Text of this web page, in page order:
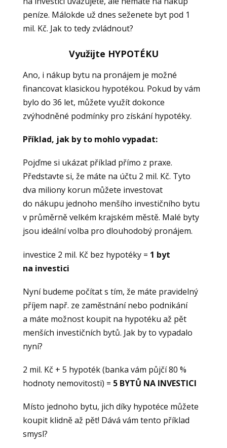
peníze. Málokde už dnes seženete byt pod 1
mil. Kč. Jak to tedy zvládnout?
Využijte HYPOTÉKU
Ano, i nákup bytu na pronájem je možné
financovat klasickou hypotékou. Pokud by vám
bylo do 36 let, můžete využít dokonce
zvýhodněné podmínky pro získání hypotéky.
Příklad, jak by to mohlo vypadat:
Pojďme si ukázat příklad přímo z praxe.
Představte si, že máte na účtu 2 mil. Kč. Tyto
dva miliony korun můžete investovat
do nákupu jednoho menšího investičního bytu
v průměrně velkém krajském městě. Malé byty
jsou ideální volba pro dlouhodobý pronájem.
investice 2 mil. Kč bez hypotéky = 1​ byt
na investici
Nyní budeme počítat s tím, že máte pravidelný
příjem např. ze zaměstnání nebo podnikání
a máte možnost koupit na hypotéku až pět
menších investičních bytů. Jak by to vypadalo
nyní?
2 mil. Kč + 5 hypoték (banka vám půjčí 80 %
hodnoty nemovitosti) = ​ 5 BYTŮ NA INVESTICI
Místo jednoho bytu, jich díky hypotéce můžete
koupit klidně až pět! Dává vám tento příklad
smysl?